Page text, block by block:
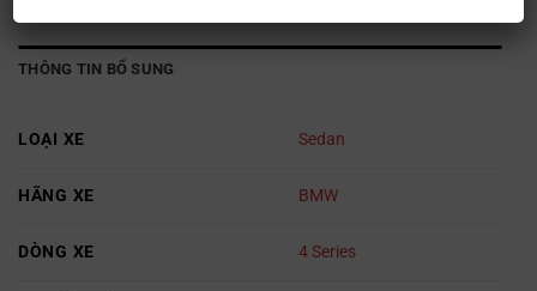
THÔNG TIN BỔ SUNG
LOẠI XE Sedan
HÃNG XE BMW
DÒNG XE 4 Series